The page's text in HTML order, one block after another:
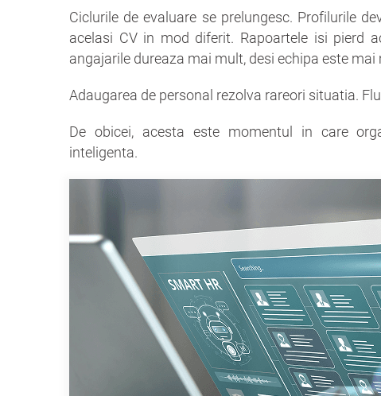
Ciclurile de evaluare se prelungesc. Profilurile
acelasi CV in mod diferit. Rapoartele isi pierd
angajarile dureaza mai mult, desi echipa este mai
Adaugarea de personal rezolva rareori situatia.
De obicei, acesta este momentul in care
inteligenta.